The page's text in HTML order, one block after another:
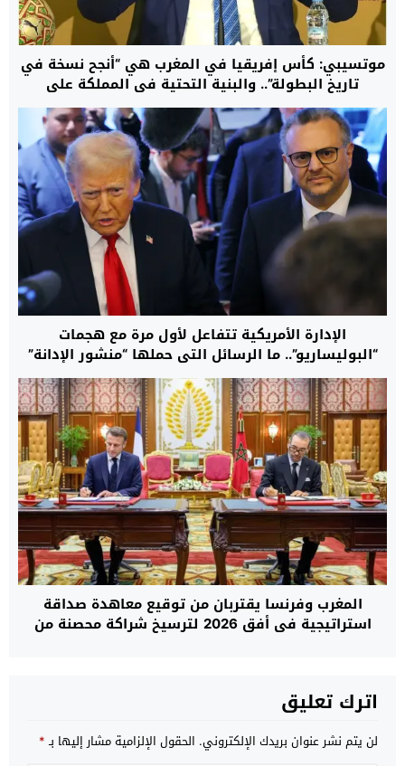
موتسيبي: كأس إفريقيا في المغرب هي “أنجح نسخة في
تاريخ البطولة”.. والبنية التحتية في المملكة على
“مستوى عالمي”
الإدارة الأمريكية تتفاعل لأول مرة مع هجمات
“البوليساريو”.. ما الرسائل التي حملها “منشور الإدانة”
نحو الجبهة والجزائر قبل جولة واشنطن التفاوضية؟
المغرب وفرنسا يقتربان من توقيع معاهدة صداقة
استراتيجية في أفق 2026 لترسيخ شراكة محصنة من
اترك تعليق
لن يتم نشر عنوان بريدك الإلكتروني. الحقول الإلزامية مشار إليها بـ*